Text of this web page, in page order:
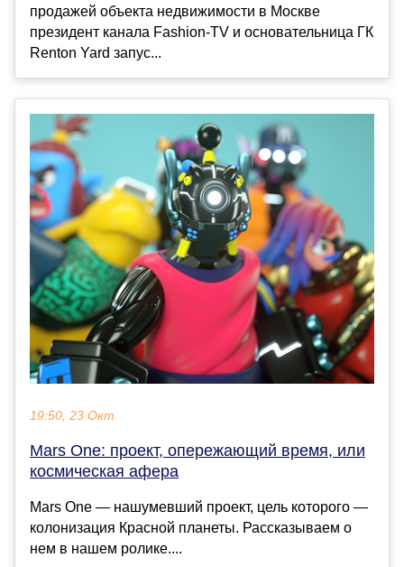
продажей объекта недвижимости в Москве
президент канала Fashion-TV и основательница ГК
Renton Yard запус...
19:50, 23 Окт
Mars One: проект, опережающий время, или
космическая афера
Mars One — нашумевший проект, цель которого —
колонизация Красной планеты. Рассказываем о
нем в нашем ролике....